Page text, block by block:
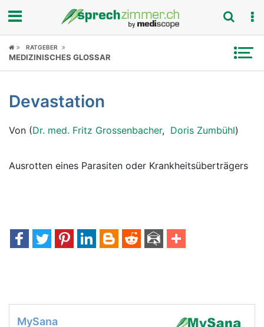
Fokus
Symptome
Untersuchungen
News
RATGEBER
MEDIZINISCHES GLOSSAR
Devastation
Von (Dr. med. Fritz Grossenbacher, Doris Zumbühl)
Ausrotten eines Parasiten oder Krankheitsüberträgers
MySana